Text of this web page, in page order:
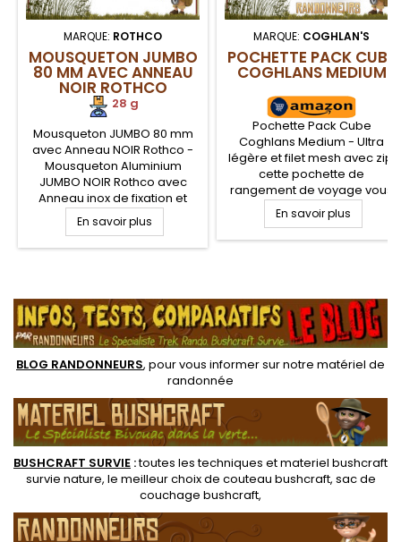
MARQUE: ROTHCO
MOUSQUETON JUMBO
80 MM AVEC ANNEAU
NOIR ROTHCO
28 g
Mousqueton JUMBO 80 mm
avec Anneau NOIR Rothco -
Mousqueton Aluminium
JUMBO NOIR Rothco avec
Anneau inox de fixation et
lanyard nylon pour porte clés
et pour diverses attaches de
gourdes et autres
En savoir plus
MARQUE: COGHLAN'S
POCHETTE PACK CUBE
COGHLANS MEDIUM
Pochette Pack Cube
Coghlans Medium - Ultra
légère et filet mesh avec zip,
cette pochette de
rangement de voyage vous
permettra d'organiser votre
valise ou sac à dos
randonnée. Le Pack cube
optimiser l'espace de votre
sac grâce aux fermeture
éclair latérales. Couvercle en
toile...
En savoir plus
BLOG RANDONNEURS, pour vous informer sur notre matériel de
randonnée
BUSHCRAFT SURVIE :toutes les techniques etmateriel bushcraft
survie nature, le meilleur choix de couteau bushcraft, sac de
couchage bushcraft,